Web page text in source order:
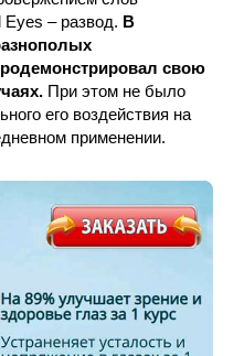
Eyes – развод. В
свою
При этом не было
его воздействия на
применении.